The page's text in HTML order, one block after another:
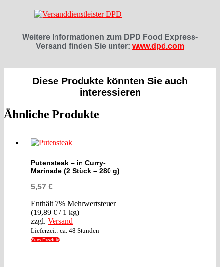
Weitere Informationen zum DPD Food Express-
Versand finden Sie unter: www.dpd.com
Diese Produkte könnten Sie auch
interessieren
Ähnliche Produkte
Putensteak – in Curry-
Marinade (2 Stück – 280 g)
5,57 €
Enthält 7% Mehrwertsteuer
(19,89 € / 1 kg)
zzgl. Versand
Lieferzeit: ca. 48 Stunden
Zum Produkt